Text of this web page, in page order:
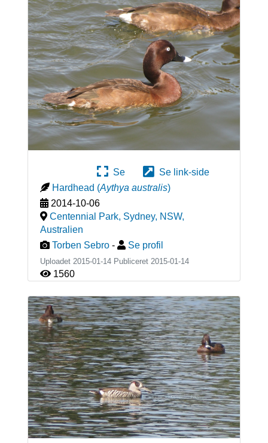
Se
Se link-side
Hardhead (Aythya australis)
2014-10-06
Centennial Park, Sydney, NSW,
Australien
Torben Sebro - Se profil
Uploadet 2015-01-14 Publiceret 2015-01-14
1560